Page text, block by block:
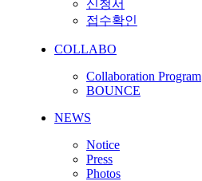
신청서
접수확인
COLLABO
Collaboration Program
BOUNCE
NEWS
Notice
Press
Photos